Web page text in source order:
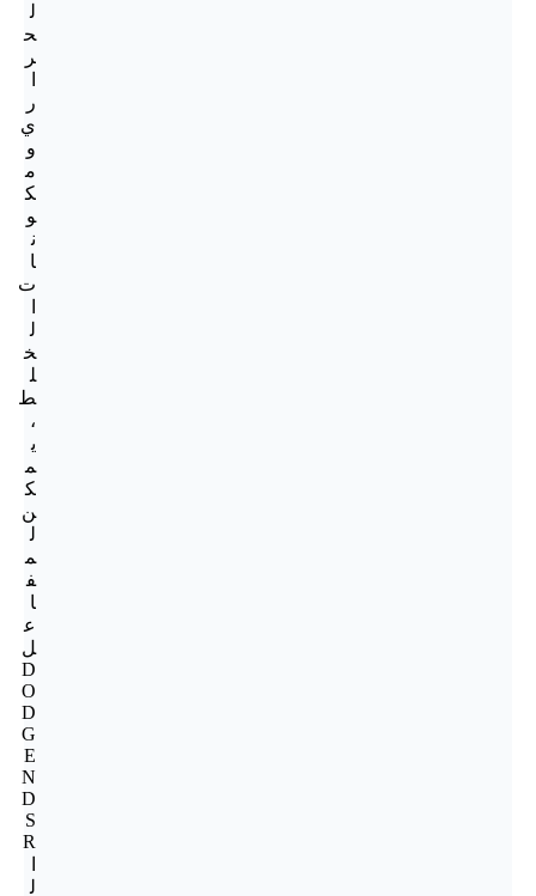
ل
ح
ر
ر
ي
و
م
ك
و
ن
ا
ت
ل
خ
ل
ط
،
ي
م
ك
ن
ل
م
ف
ا
ع
ل
D
O
D
G
E
N
D
S
R
ل